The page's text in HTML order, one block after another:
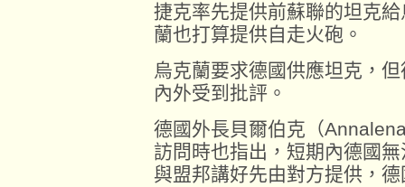
捷克率先提供前蘇聯的坦克
蘭也打算提供自走火砲。
烏克蘭要求德國供應坦克，
內外受到批評。
德國外長貝爾伯克（
訪問時也指出，短期內德國
與盟邦講好先由對方提供，